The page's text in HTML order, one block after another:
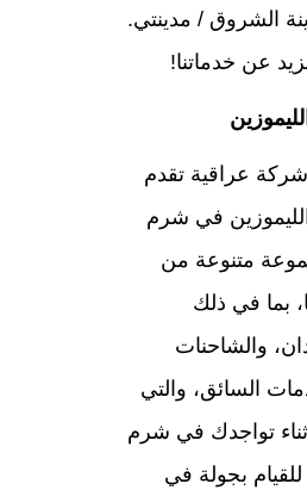
الشروق / مدينتي.
عن خدماتنا!
عراقية تقدم
في شرم
متنوعة من
بما في ذلك
والشاحنات
السائق، والتي
تواجدك في شرم
بجولة في